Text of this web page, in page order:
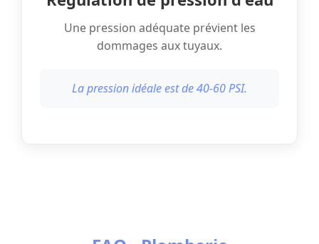
Une pression adéquate prévient les
dommages aux tuyaux.
La pression idéale est de 40-60 PSI.